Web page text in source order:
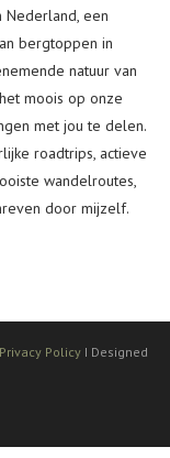
een
bergtoppen in
natuur van
moois op onze
met jou te delen.
roadtrips, actieve
wandelroutes,
door mijzelf.
Privacy Policy I Designed